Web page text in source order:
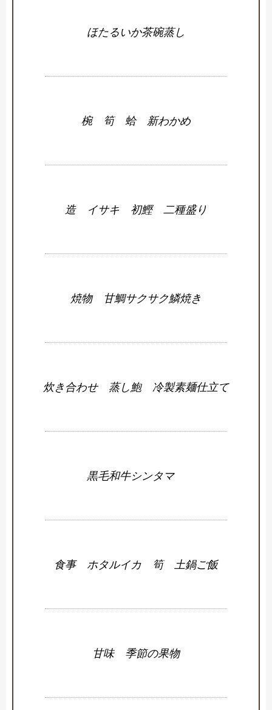
ほたるいか茶碗蒸し
椀 筍 蛤 新わかめ
造 イサキ 初鰹 二種盛り
焼物 甘鯛サクサク鱗焼き
炊き合わせ 蒸し鮑 冷製素麺仕立て
黒毛和牛シンタマ
食事 ホタルイカ 筍 土鍋ご飯
甘味 季節の果物